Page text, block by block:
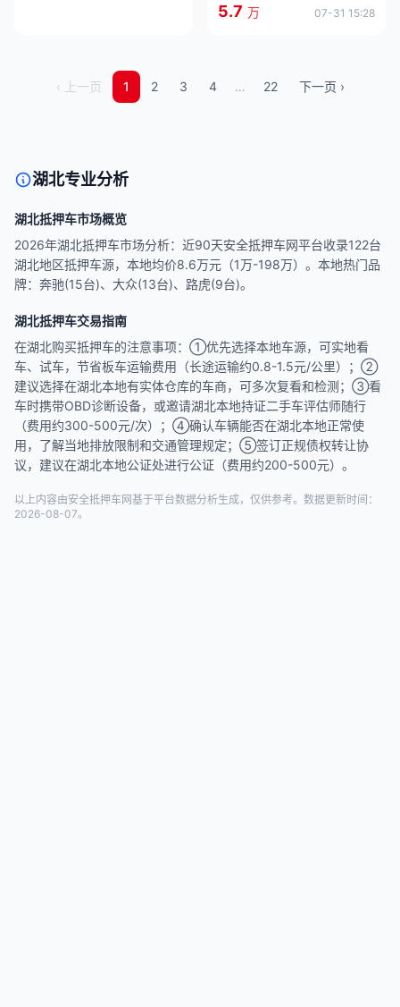
5.7 万 07-31 15:28
‹ 上一页 1 2 3 4 … 22 下一页 ›
湖北专业分析
湖北抵押车市场概览
2026年湖北抵押车市场分析：近90天安全抵押车网平台收录122台
湖北地区抵押车源，本地均价8.6万元（1万-198万）。本地热门品
牌：奔驰(15台)、大众(13台)、路虎(9台)。
湖北抵押车交易指南
在湖北购买抵押车的注意事项：①优先选择本地车源，可实地看
车、试车，节省板车运输费用（长途运输约0.8-1.5元/公里）；②
建议选择在湖北本地有实体仓库的车商，可多次复看和检测；③看
车时携带OBD诊断设备，或邀请湖北本地持证二手车评估师随行
（费用约300-500元/次）；④确认车辆能否在湖北本地正常使
用，了解当地排放限制和交通管理规定；⑤签订正规债权转让协
议，建议在湖北本地公证处进行公证（费用约200-500元）。
以上内容由安全抵押车网基于平台数据分析生成，仅供参考。数据更新时间：
2026-08-07。